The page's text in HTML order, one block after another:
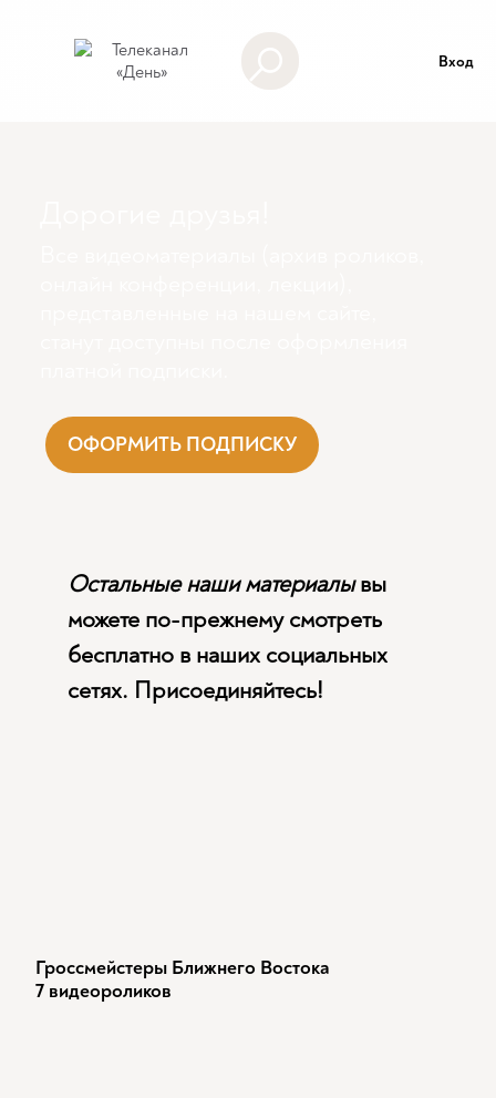
Вход
ОФОРМИТЬ ПОДПИСКУ
Остальные наши материалывы
можете по-прежнему смотреть
бесплатно в наших социальных
сетях. Присоединяйтесь!
Гроссмейстеры Ближнего Востока
7 видеороликов